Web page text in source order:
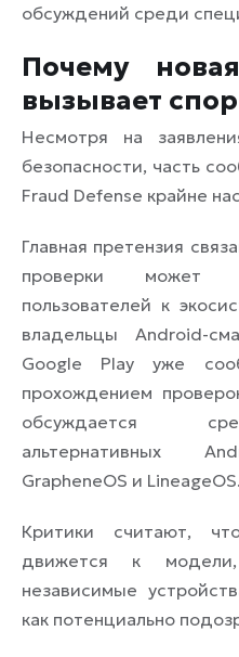
обсуждений среди
Почему
вызывает
Несмотря на
безопасности, часть
Fraud Defense крайне
Главная претензия
проверки может
пользователей к
владельцы Android-
Google Play уже
прохождением
обсуждается
альтернативных
GrapheneOS и LineageOS.
Критики считают,
движется к
независимые
как потенциально